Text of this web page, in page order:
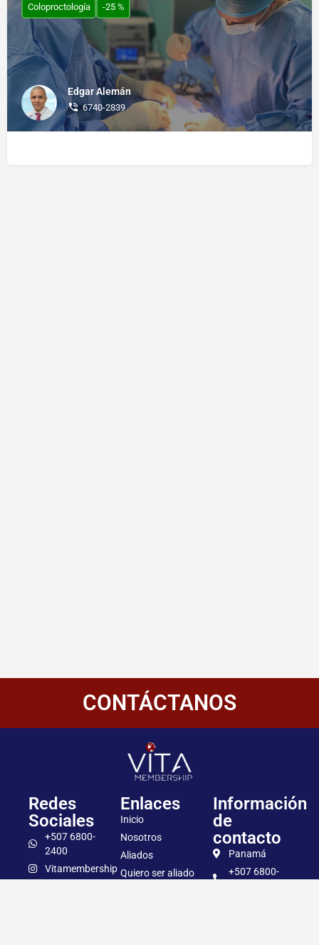
Edgar Alemán
6740-2839
Coloproctología -25 %
CONTÁCTANOS
Redes
Sociales
+507 6800-
2400
Vitamembership
Enlaces
Inicio
Nosotros
Aliados
Quiero ser aliado
Información
de
contacto
Panamá
+507 6800-